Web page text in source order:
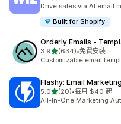
Drive sales via AI email
Built for Shopify
Orderly Emails ‑
3.9滿分 5 顆星
(634)
共有 634 則評價
•免費安裝
Customizable email
Flashy: Email
5.0滿分 5 顆星
(20)
共有 20 則評價
•每月 $40 起
All-In-One Marketing